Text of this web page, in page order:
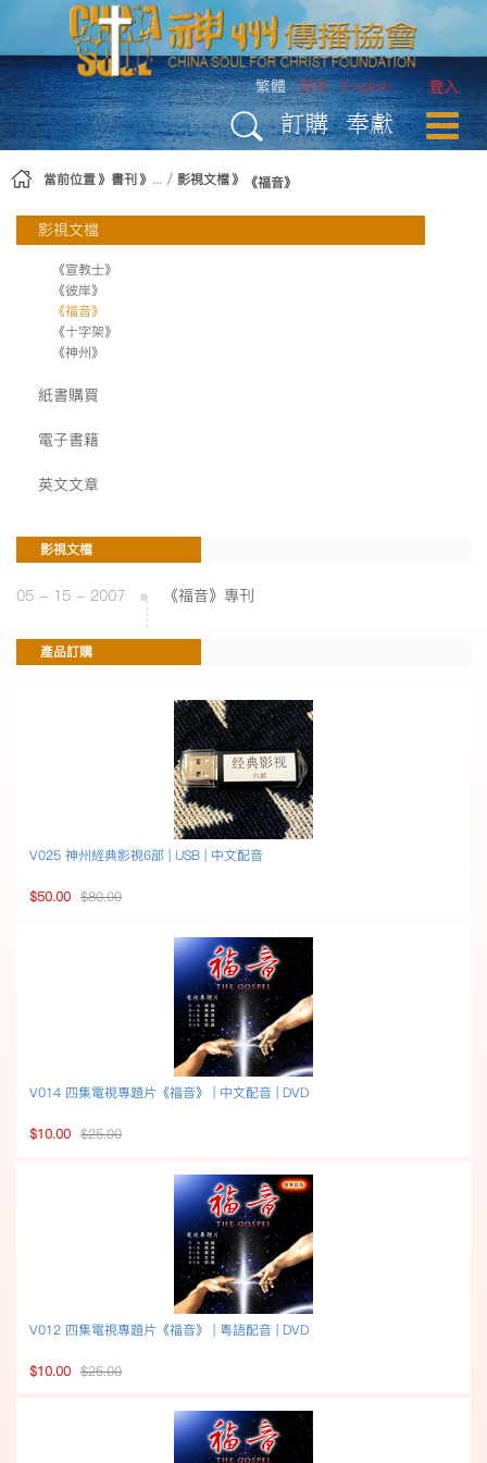
略過到內容
登入
繁體 简体 English
訂購 奉獻
當前位置 書刊 影視文檔 《福音》
影視文檔
《宣教士》
《彼岸》
《福音》
《十字架》
《神州》
紙書購買
電子書籍
英文文章
影視文檔
05 - 15 - 2007 《福音》專刊
產品訂購
V025 神州經典影視6部 | USB | 中文配音
$50.00 $80.00
V014 四集電視專題片《福音》 | 中文配音 | DVD
$10.00 $25.00
V012 四集電視專題片《福音》 | 粵語配音 | DVD
$10.00 $25.00